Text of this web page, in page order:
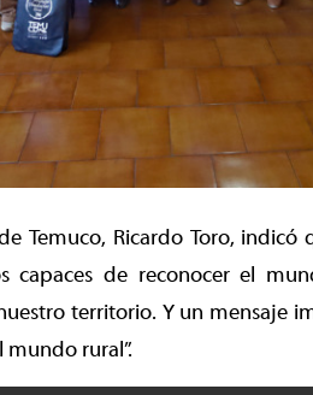
Temuco, Ricardo Toro, indicó
capaces de reconocer el
territorio. Y un mensaje
rural”.